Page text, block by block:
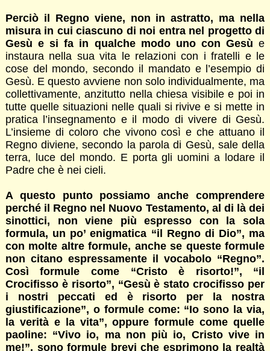
Perciò il Regno viene, non in astratto, ma nella
misura in cui ciascuno di noi entra nel progetto di
Gesù e si fa in qualche modo uno con Gesù e
instaura nella sua vita le relazioni con i fratelli e le
cose del mondo, secondo il mandato e l’esempio di
Gesù. E questo avviene non solo individualmente, ma
collettivamente, anzitutto nella chiesa visibile e poi in
tutte quelle situazioni nelle quali si rivive e si mette in
pratica l’insegnamento e il modo di vivere di Gesù.
L’insieme di coloro che vivono così e che attuano il
Regno diviene, secondo la parola di Gesù, sale della
terra, luce del mondo. E porta gli uomini a lodare il
Padre che è nei cieli.
A questo punto possiamo anche comprendere
perché il Regno nel Nuovo Testamento, al di là dei
sinottici, non viene più espresso con la sola
formula, un po’ enigmatica “il Regno di Dio”, ma
con molte altre formule, anche se queste formule
non citano espressamente il vocabolo “Regno”.
Così formule come “Cristo è risorto!”, “il
Crocifisso è risorto”, “Gesù è stato crocifisso per
i nostri peccati ed è risorto per la nostra
giustificazione”, o formule come: “Io sono la via,
la verità e la vita”, oppure formule come quelle
paoline: “Vivo io, ma non più io, Cristo vive in
me!”, sono formule brevi che esprimono la realtà